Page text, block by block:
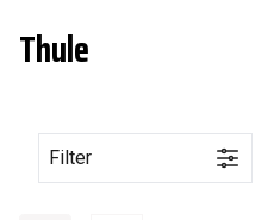
Thule
Filter